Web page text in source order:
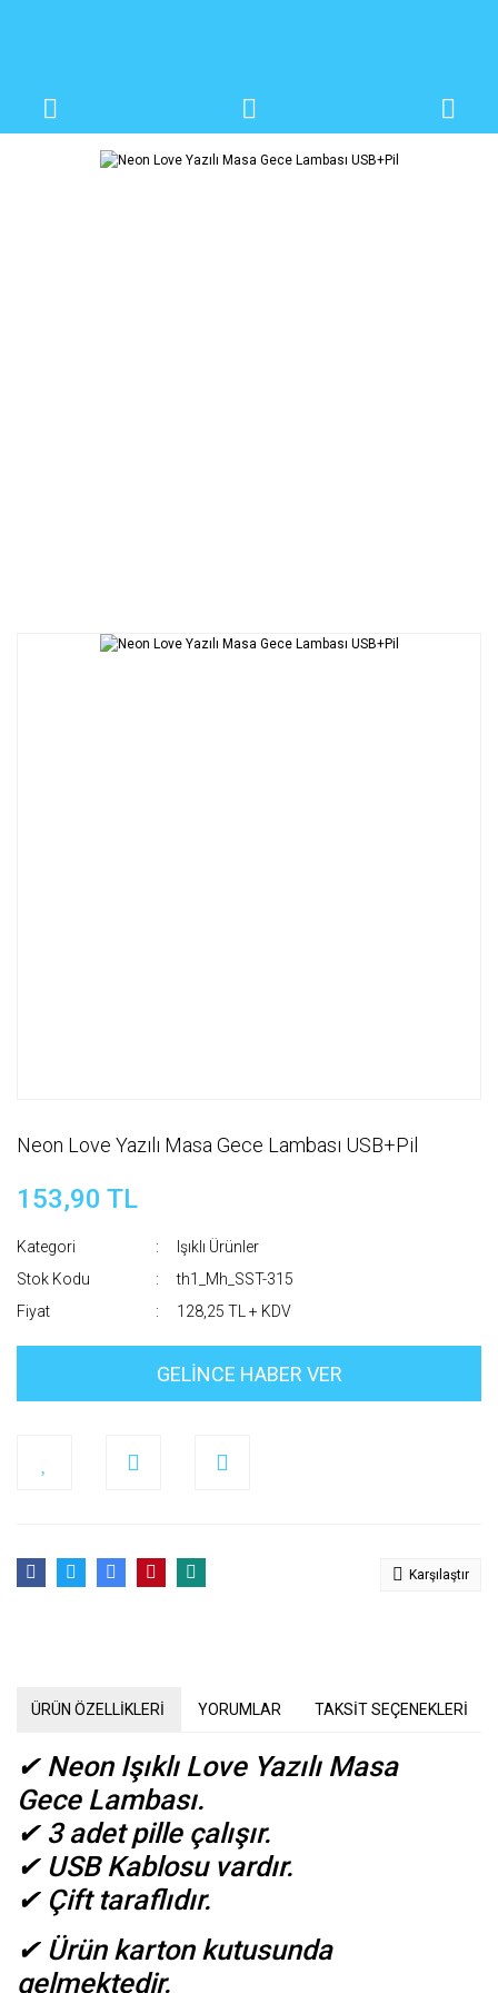
Neon Love Yazılı Masa Gece Lambası USB+Pil
153,90 TL
Kategori
Işıklı Ürünler
Stok Kodu
th1_Mh_SST-315
Fiyat
128,25 TL + KDV
GELİNCE HABER VER
Karşılaştır
ÜRÜN ÖZELLİKLERİ YORUMLAR TAKSİT SEÇENEKLERİ
✔Neon Işıklı Love Yazılı Masa
Gece Lambası.
✔3 adet pille çalışır.
✔USB Kablosu vardır.
✔Çift taraflıdır.
✔ Ürün karton kutusunda
gelmektedir.